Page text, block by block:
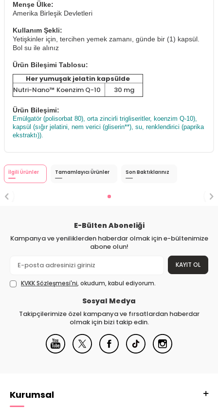
Menşe Ülke:
Amerika Birleşik Devletleri
Kullanım Şekli:
Yetişkinler için, tercihen yemek zamanı, günde bir (1) kapsül.
Bol su ile alınız
Ürün Bileşimi Tablosu:
Her yumuşak jelatin kapsülde
Nutri-Nano™ Koenzim Q-10
30 mg
Ürün Bileşimi:
Emülgatör (polisorbat 80), orta zincirli trigliseritler, koenzim Q-10),
kapsül (sığır jelatini, nem verici (gliserin**), su, renklendirici (paprika
ekstraktı)).
İlgili Ürünler Tamamlayıcı Ürünler Son Baktıklarınız
E-Bülten Aboneliği
Kampanya ve yeniliklerden haberdar olmak için e-bültenimize
abone olun!
KAYIT OL
KVKK Sözleşmesi'ni, okudum, kabul ediyorum.
Sosyal Medya
Takipçilerimize özel kampanya ve fırsatlardan haberdar
olmak için bizi takip edin.
Kurumsal